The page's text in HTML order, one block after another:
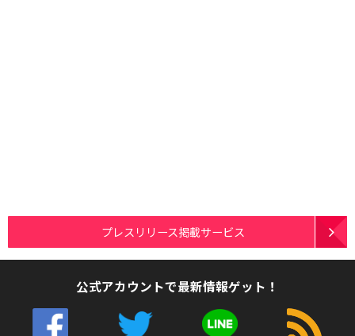
プレスリリース掲載サービス
公式アカウントで最新情報ゲット！